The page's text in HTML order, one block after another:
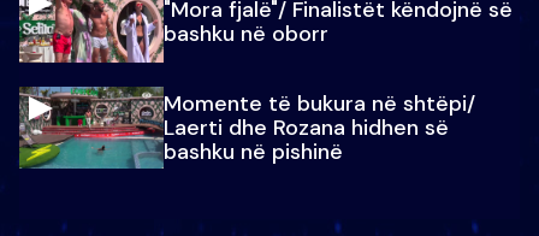
"Mora fjalë"/ Finalistët këndojnë së
bashku në oborr
Momente të bukura në shtëpi/
Laerti dhe Rozana hidhen së
bashku në pishinë